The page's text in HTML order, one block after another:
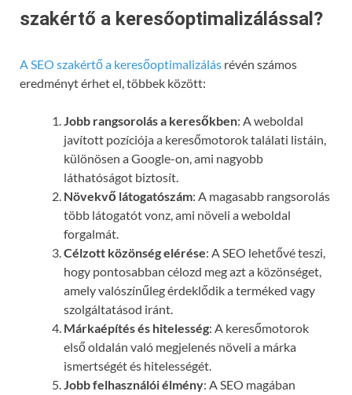
szakértő a keresőoptimalizálással?
A SEO szakértő a keresőoptimalizálás révén számos
eredményt érhet el, többek között:
Jobb rangsorolás a keresőkben: A weboldal
javított pozíciója a keresőmotorok találati listáin,
különösen a Google-on, ami nagyobb
láthatóságot biztosít.
Növekvő látogatószám: A magasabb rangsorolás
több látogatót vonz, ami növeli a weboldal
forgalmát.
Célzott közönség elérése: A SEO lehetővé teszi,
hogy pontosabban célozd meg azt a közönséget,
amely valószínűleg érdeklődik a terméked vagy
szolgáltatásod iránt.
Márkaépítés és hitelesség: A keresőmotorok
első oldalán való megjelenés növeli a márka
ismertségét és hitelességét.
Jobb felhasználói élmény: A SEO magában